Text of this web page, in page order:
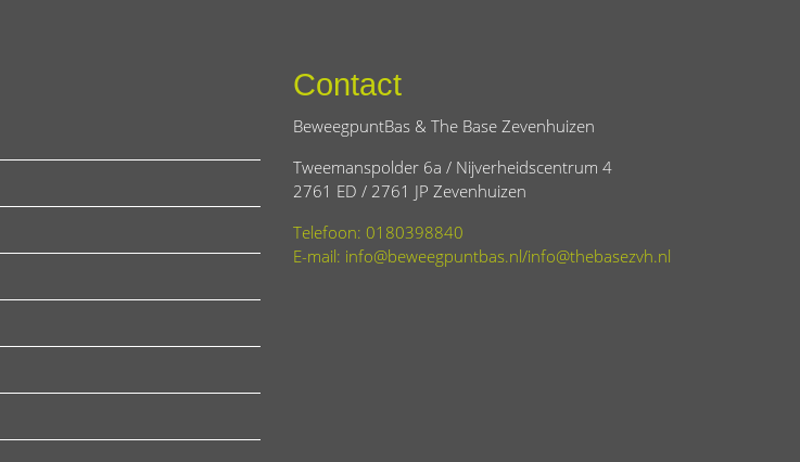
Contact
BeweegpuntBas & The Base Zevenhuizen
Tweemanspolder 6a / Nijverheidscentrum 4
2761 ED / 2761 JP Zevenhuizen
Telefoon: 0180398840
E-mail: info@beweegpuntbas.nl/info@thebasezvh.nl